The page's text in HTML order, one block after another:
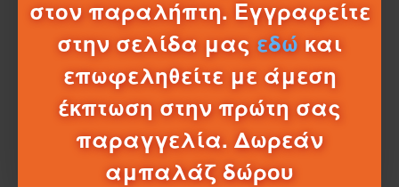
στον παραλήπτη. Εγγραφείτε
στην σελίδα μας εδώ και
επωφεληθείτε με άμεση
έκπτωση στην πρώτη σας
παραγγελία. Δωρεάν
αμπαλάζ δώρου
Η κούκλα Polly αγαπά να μαζεύει φρούτα από το δέντρο
χρησιμοποιώντας το καλάθι που ανεβοκατεβαίνει.
Ιδανικό για παιδιά, ειδικά για εκείνα που αγαπούν τα
φρούτα και το παιχνίδι στην ύπαιθρο.
Συνιστώμενη ηλικία: 4+
Υλικό: Πλαστικό